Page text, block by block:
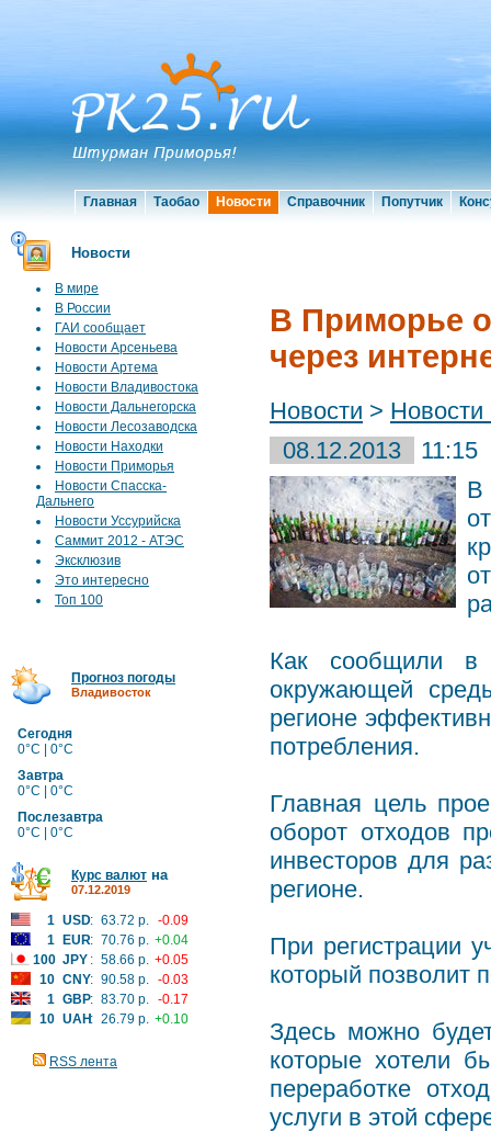
Главная Таобао Новости Справочник Попутчик
Новости
В мире
В России
ГАИ сообщает
Новости Арсеньева
Новости Артема
Новости Владивостока
Новости Дальнегорска
Новости Лесозаводска
Новости Находки
Новости Приморья
Новости Спасска-
Дальнего
Новости Уссурийска
Саммит 2012 - АТЭС
Эксклюзив
Это интересно
Топ 100
Прогноз погоды
Владивосток
Сегодня
0°C | 0°C
Завтра
0°C | 0°C
Послезавтра
0°C | 0°C
Курс валют на
07.12.2019
1 USD: 63.72 р. -0.09
1
EUR: 70.76 р. +0.04
100 JPY : 58.66 р. +0.05
10 CNY: 90.58 р. -0.03
1 GBP: 83.70 р. -0.17
10 UAH: 26.79 р. +0.10
RSS лента
В Приморье
через
Новости >
08.12.2013
11:15
В
Как сообщили в
окружающей
регионе
потребления.
Главная цель
оборот отходов
инвесторов для
регионе.
При регистрации
который позволит
Здесь можно
которые хотели
переработке
услуги в этой